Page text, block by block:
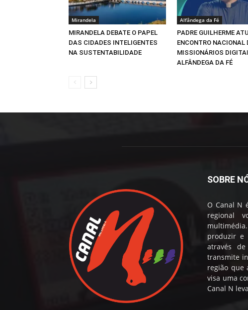
Mirandela
MIRANDELA DEBATE O PAPEL
DAS CIDADES INTELIGENTES
NA SUSTENTABILIDADE
Alfândega da Fé
PADRE GUILHERME
ENCONTRO NACIONAL
MISSIONÁRIOS
ALFÂNDEGA DA FÉ
SOBRE
O Canal N
regional
produzir e
através
transmite
região que
visa uma
Canal N